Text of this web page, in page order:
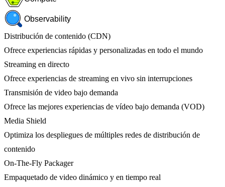
Observability
Distribución de contenido (CDN)
Ofrece experiencias rápidas y personalizadas en todo el mundo
Streaming en directo
Ofrece experiencias de streaming en vivo sin interrupciones
Transmisión de video bajo demanda
Ofrece las mejores experiencias de vídeo bajo demanda (VOD)
Media Shield
Optimiza los despliegues de múltiples redes de distribución de
contenido
On-The-Fly Packager
Empaquetado de video dinámico y en tiempo real